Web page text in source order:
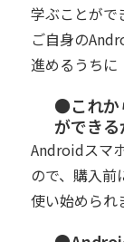
学ぶことがで
ご自身の
進めるうちに
●これか
ができ
Androidスマ
ので、購入前
使い始められ